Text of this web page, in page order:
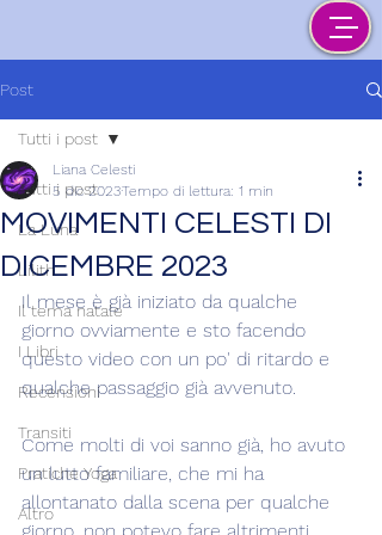
Post
Tutti i post
La Luna
Lilith
Il tema natale
I Libri
Recensioni
Transiti
Pratiche Yoga
Altro
Tutti i post
MOVIMENTI CELESTI DI
DICEMBRE 2023
Liana Celesti
5 dic 2023Tempo di lettura: 1 min
Il mese è già iniziato da qualche
giorno ovviamente e sto facendo
questo video con un po' di ritardo e
qualche passaggio già avvenuto.
Come molti di voi sanno già, ho avuto
un lutto familiare, che mi ha
allontanato dalla scena per qualche